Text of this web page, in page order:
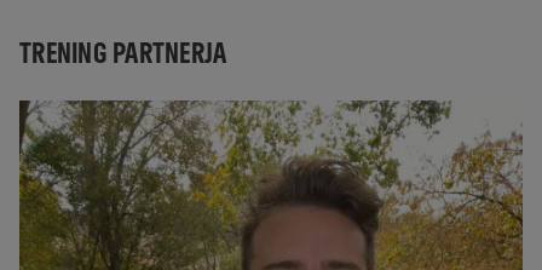
TRENING PARTNERJA